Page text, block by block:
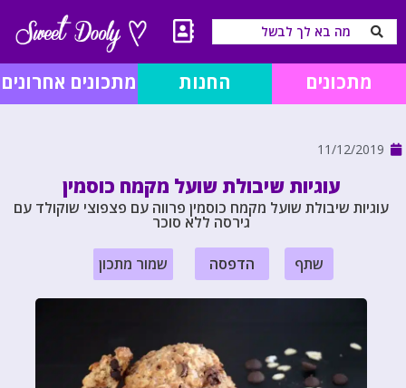
מתכונים החנות מתכונים אחרונים
11/12/2019
עוגיות שיבולת שועל מקמח כוסמין
עוגיות שיבולת שועל מקמח כוסמין פרווה עם פצפוצי שוקולד עם
גירסה ללא סוכר
שתף הדפסה שמור מתכון